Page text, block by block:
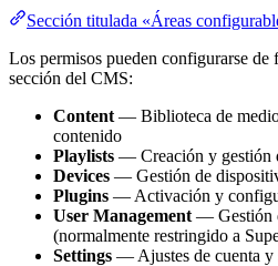
Sección titulada «Áreas
Los permisos pueden configurarse de
sección del CMS:
Content — Biblioteca de
contenido
Playlists — Creación y gestión
Devices — Gestión de
Plugins — Activación y
User Management — Gestión
(normalmente restringido a
Settings — Ajustes de cuenta y